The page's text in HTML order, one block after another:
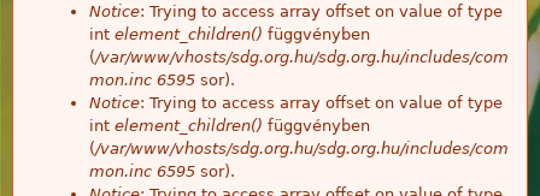
Notice: Trying to access array offset on value of type
int element_children() függvényben
(/var/www/vhosts/sdg.org.hu/sdg.org.hu/includes/com
mon.inc 6595 sor).
Notice: Trying to access array offset on value of type
int element_children() függvényben
(/var/www/vhosts/sdg.org.hu/sdg.org.hu/includes/com
mon.inc 6595 sor).